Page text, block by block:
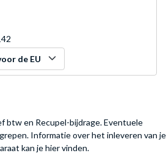
de EU
btw en Recupel-bijdrage. Eventuele
Informatie over het inleveren van je
kan je hier vinden.